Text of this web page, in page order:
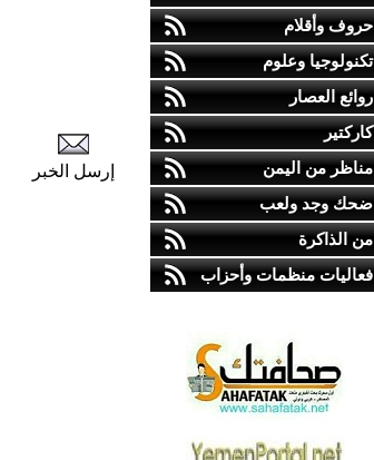
حروف وأقلام
تكنولوجيا وعلوم
روائع العصار
كاركتير
مناظر من اليمن
ضحك وجد ولعب
من الذاكرة
فعاليات منظمات وأحزاب
إرسل الخبر